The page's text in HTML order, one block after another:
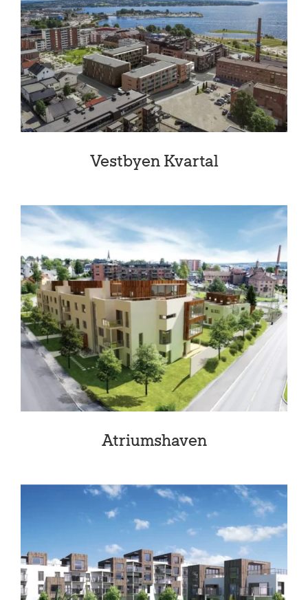
Vestbyen Kvartal
Atriumshaven